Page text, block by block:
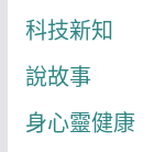
科技新知
說故事
身心靈健康